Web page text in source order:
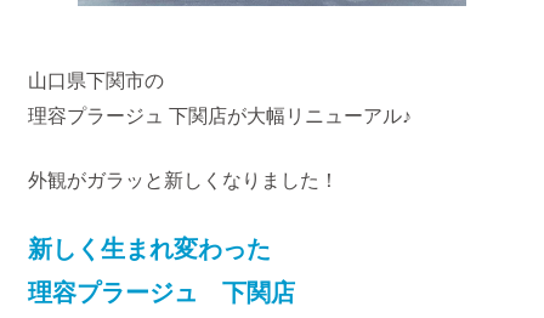
山口県下関市の
理容プラージュ 下関店が大幅リニューアル♪
外観がガラッと新しくなりました！
新しく生まれ変わった
理容プラージュ 下関店